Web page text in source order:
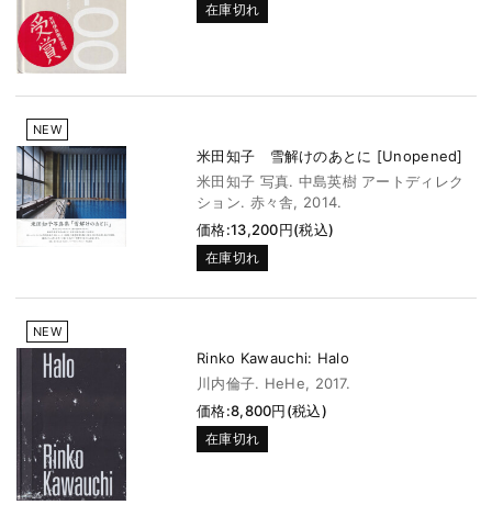
在庫切れ
NEW
米田知子 雪解けのあとに [Unopened]
米田知子 写真. 中島英樹 アートディレク
ション. 赤々舎, 2014.
価格:13,200円(税込)
在庫切れ
NEW
Rinko Kawauchi: Halo
川内倫子. HeHe, 2017.
価格:8,800円(税込)
在庫切れ